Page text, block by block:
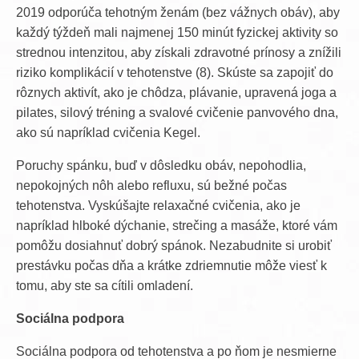
2019 odporúča tehotným ženám (bez vážnych obáv), aby
každý týždeň mali najmenej 150 minút fyzickej aktivity so
strednou intenzitou, aby získali zdravotné prínosy a znížili
riziko komplikácií v tehotenstve (8). Skúste sa zapojiť do
rôznych aktivít, ako je chôdza, plávanie, upravená joga a
pilates, silový tréning a svalové cvičenie panvového dna,
ako sú napríklad cvičenia Kegel.
Poruchy spánku, buď v dôsledku obáv, nepohodlia,
nepokojných nôh alebo refluxu, sú bežné počas
tehotenstva. Vyskúšajte relaxačné cvičenia, ako je
napríklad hlboké dýchanie, strečing a masáže, ktoré vám
pomôžu dosiahnuť dobrý spánok. Nezabudnite si urobiť
prestávku počas dňa a krátke zdriemnutie môže viesť k
tomu, aby ste sa cítili omladení.
Sociálna podpora
Sociálna podpora od tehotenstva a po ňom je nesmierne